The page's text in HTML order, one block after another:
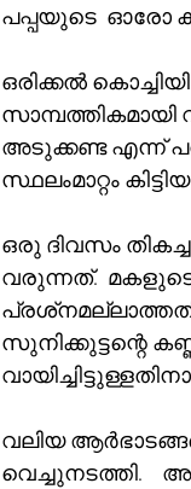
പപ്പയുടെ  ഓരോ
ഒരിക്കൽ
അടുക്കണ്ട എന്ന്
സ്ഥലംമാറ്റം
ഒരു ദിവസം
വരുന്നത്.
പ്രശ്‌നമല്ലാത്തതിനാൽ ഈ  ബന്ധം നടത്തിത്തരണമെന്നും അപേക്ഷിച്ചു.
സുനിക്കുട്ടന്റെ
വലിയ
വെച്ചുനടത്തി.